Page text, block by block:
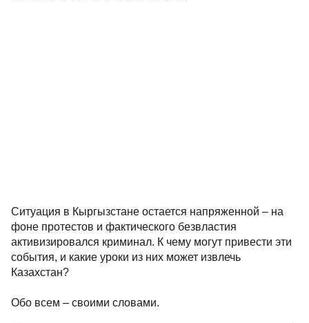
Ситуация в Кыргызстане остается напряженной – на
фоне протестов и фактического безвластия
активизировался криминал. К чему могут привести эти
события, и какие уроки из них может извлечь
Казахстан?
Обо всем – своими словами.